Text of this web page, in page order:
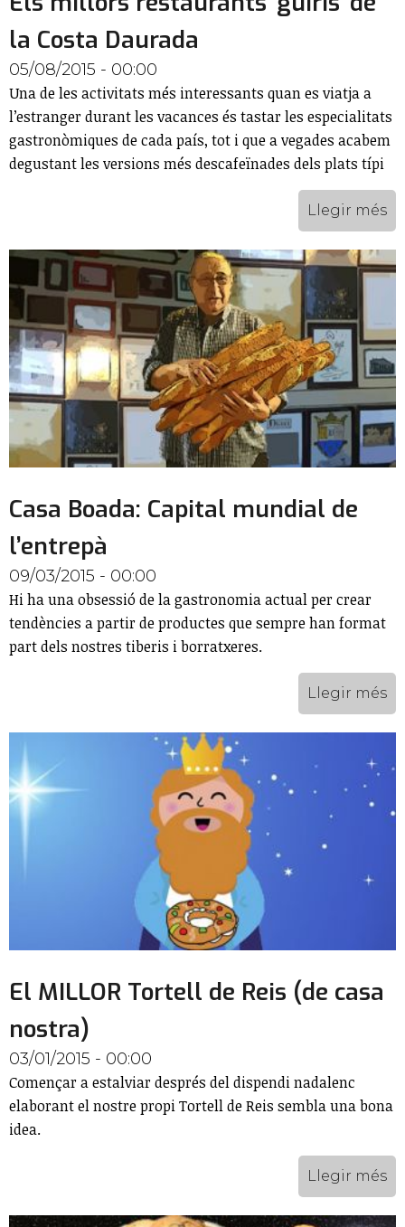
la Costa Daurada
05/08/2015 - 00:00
Una de les activitats més interessants quan es viatja a
l’estranger durant les vacances és tastar les especialitats
gastronòmiques de cada país, tot i que a vegades acabem
degustant les versions més descafeïnades dels plats típi
Llegir més
Casa Boada: Capital mundial de
l’entrepà
09/03/2015 - 00:00
Hi ha una obsessió de la gastronomia actual per crear
tendències a partir de productes que sempre han format
part dels nostres tiberis i borratxeres.
Llegir més
El MILLOR Tortell de Reis (de casa
nostra)
03/01/2015 - 00:00
Començar a estalviar després del dispendi nadalenc
elaborant el nostre propi Tortell de Reis sembla una bona
idea.
Llegir més